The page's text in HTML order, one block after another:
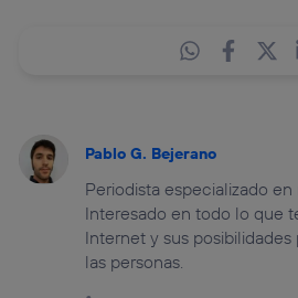
Pablo G. Bejerano
Periodista especializado
Interesado en todo lo que
Internet y sus posibilidades
las personas.